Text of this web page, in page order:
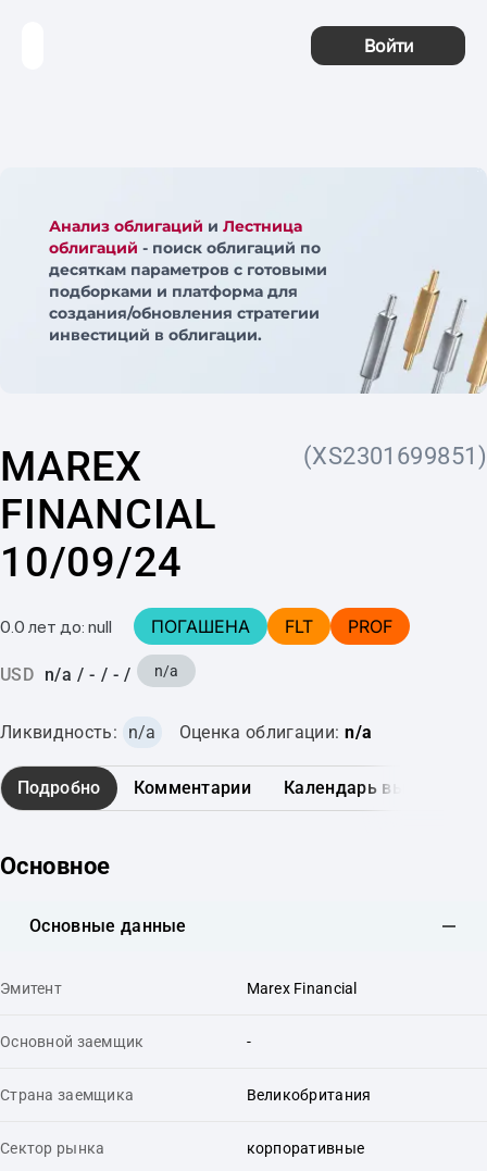
Войти
Анализ облигаций и Лестница
облигаций - поиск облигаций по
десяткам параметров с готовыми
подборками и платформа для
создания/обновления стратегии
инвестиций в облигации.
MAREX
FINANCIAL
10/09/24
(XS2301699851)
0.0 лет до: null ПОГАШЕНА FLT PROF
USD n/a / - / - / n/a
Ликвидность: n/a Оценка облигации: n/a
Подробно Комментарии Календарь выплат
Основное
Основные данные
Эмитент Marex Financial
Основной заемщик -
Страна заемщика Великобритания
Сектор рынка корпоративные